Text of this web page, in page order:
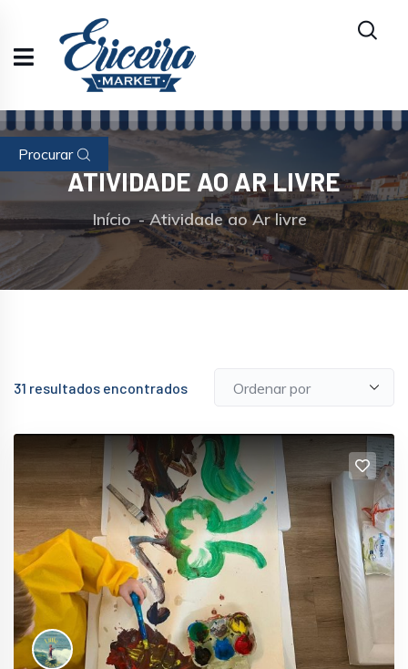
ATIVIDADE AO AR LIVRE
Início Atividade ao Ar livre
Procurar
31 resultados encontrados